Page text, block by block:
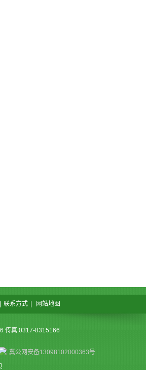
联系方式 网站地图
传真:0317-8315166
冀公网安备13098102000363号